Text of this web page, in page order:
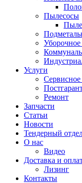
Пылесосы
Уборочное
Услуги
Ремонт
Запчасти
Статьи
Новости
Тендерный
О нас
Видео
Доставка и
Лизинг
Контакты